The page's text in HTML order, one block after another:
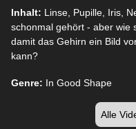
Inhalt: Linse, Pupille, Iris,
schonmal gehört - aber wie
damit das Gehirn ein Bild
kann?
Genre: In Good Shape
Alle